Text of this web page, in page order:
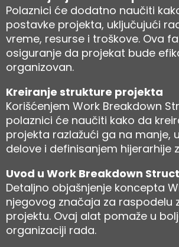
Polaznici će dodatno naučiti
postavke projekta, uključujući
vreme, resurse i troškove. Ova
osiguranje da projekat bude
organizovan.
Kreiranje strukture projekta
Korišćenjem Work Breakdown
polaznici će naučiti kako da
projekta razlažući ga na manje,
delove i definisanjem hijerarhije
Uvod u Work Breakdown
Detaljno objašnjenje koncepta
njegovog značaja za raspodelu
projektu. Ovaj alat pomaže u
organizaciji rada.